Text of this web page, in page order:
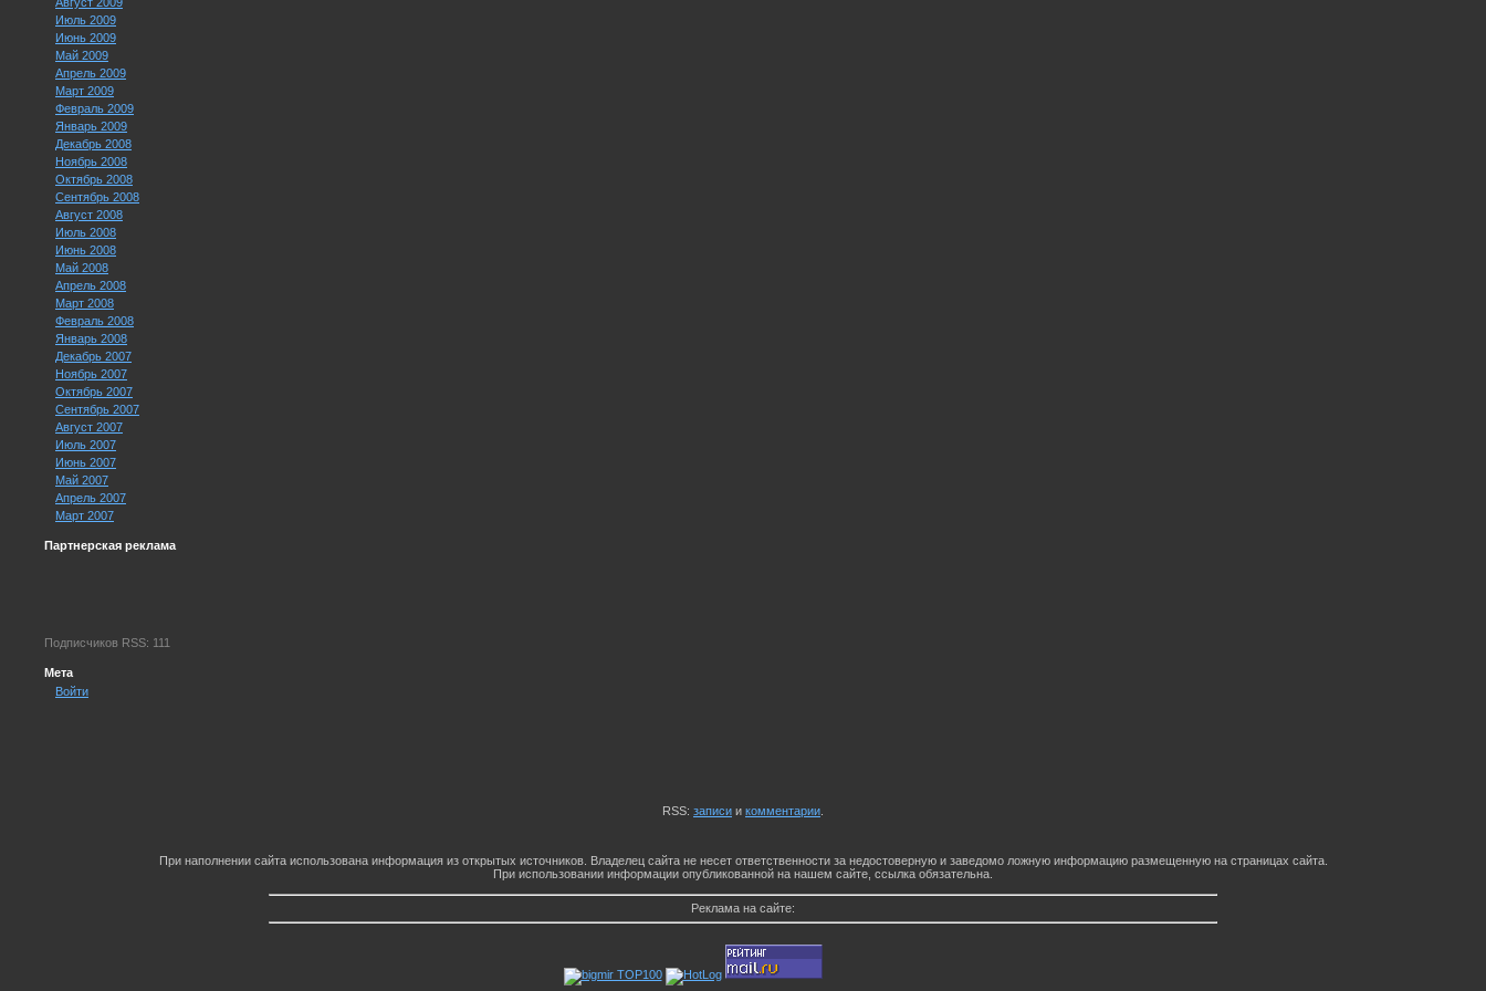
Июль 2009
Июнь 2009
Май 2009
Апрель 2009
Март 2009
Февраль 2009
Январь 2009
Декабрь 2008
Ноябрь 2008
Октябрь 2008
Сентябрь 2008
Август 2008
Июль 2008
Июнь 2008
Май 2008
Апрель 2008
Март 2008
Февраль 2008
Январь 2008
Декабрь 2007
Ноябрь 2007
Октябрь 2007
Сентябрь 2007
Август 2007
Июль 2007
Июнь 2007
Май 2007
Апрель 2007
Март 2007
Партнерская реклама
Подписчиков RSS: 111
Мета
Войти
RSS: записи и комментарии
При наполнении сайта использована информация из открытых источников. Владелец сайта не несет ответственности за недостоверную и заведомо ложную информацию размещенную на страницах сайта.
При использовании информации опубликованной на нашем сайте, ссылка обязательна.
Реклама на сайте: